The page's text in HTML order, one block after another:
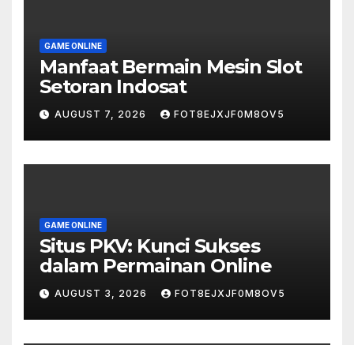
GAME ONLINE
Manfaat Bermain Mesin Slot
Setoran Indosat
AUGUST 7, 2026 FOT8EJXJF0M8OV5
GAME ONLINE
Situs PKV: Kunci Sukses
dalam Permainan Online
AUGUST 3, 2026 FOT8EJXJF0M8OV5